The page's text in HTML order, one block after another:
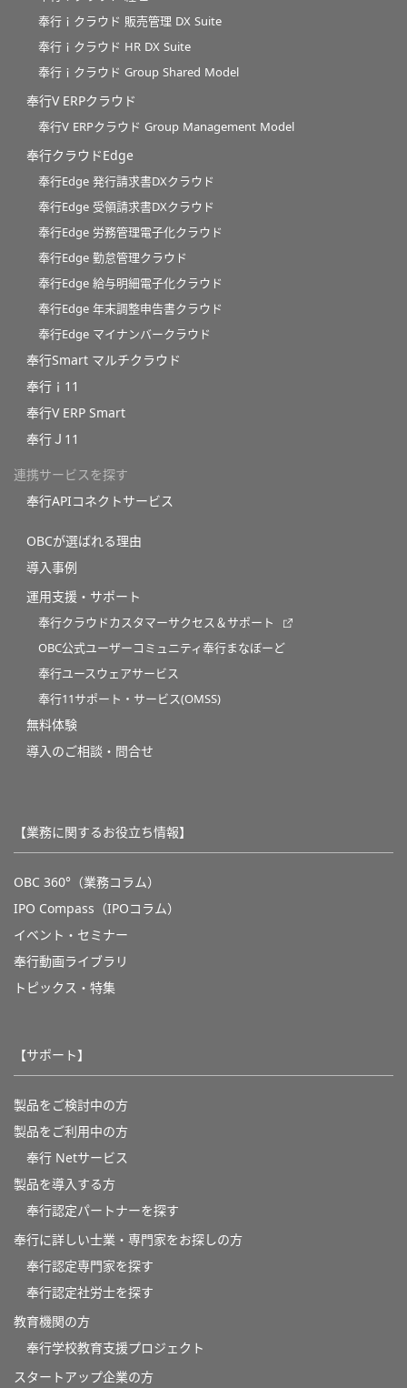
奉行ｉクラウド 販売管理 DX Suite
奉行ｉクラウド HR DX Suite
奉行ｉクラウド Group Shared Model
奉行V ERPクラウド
奉行V ERPクラウド Group Management Model
奉行クラウドEdge
奉行Edge 発行請求書DXクラウド
奉行Edge 受領請求書DXクラウド
奉行Edge 労務管理電子化クラウド
奉行Edge 勤怠管理クラウド
奉行Edge 給与明細電子化クラウド
奉行Edge 年末調整申告書クラウド
奉行Edge マイナンバークラウド
奉行Smart マルチクラウド
奉行ｉ11
奉行V ERP Smart
奉行Ｊ11
連携サービスを探す
奉行APIコネクトサービス
OBCが選ばれる理由
導入事例
運用支援・サポート
奉行クラウドカスタマーサクセス＆サポート
OBC公式ユーザーコミュニティ奉行まなぼーど
奉行ユースウェアサービス
奉行11サポート・サービス(OMSS)
無料体験
導入のご相談・問合せ
【業務に関するお役立ち情報】
OBC 360°（業務コラム）
IPO Compass（IPOコラム）
イベント・セミナー
奉行動画ライブラリ
トピックス・特集
【サポート】
製品をご検討中の方
製品をご利用中の方
奉行 Netサービス
製品を導入する方
奉行認定パートナーを探す
奉行に詳しい士業・専門家をお探しの方
奉行認定専門家を探す
奉行認定社労士を探す
教育機関の方
奉⾏学校教育⽀援プロジェクト
スタートアップ企業の方